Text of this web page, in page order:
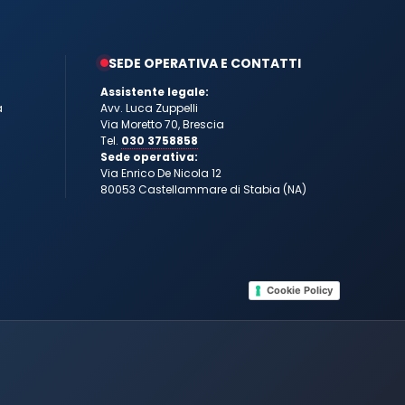
SEDE OPERATIVA E CONTATTI
Assistente legale:
Avv. Luca Zuppelli
Via Moretto 70, Brescia
Tel. 030 3758858
Sede operativa:
Via Enrico De Nicola 12
80053 Castellammare di Stabia (NA)
Cookie Policy